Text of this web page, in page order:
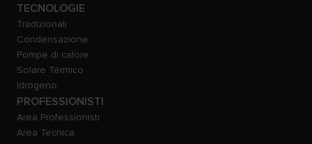
TECNOLOGIE
Tradizionali
Condensazione
Pompe di calore
Solare Termico
Idrogeno
PROFESSIONISTI
Area Professionisti
Area Tecnica